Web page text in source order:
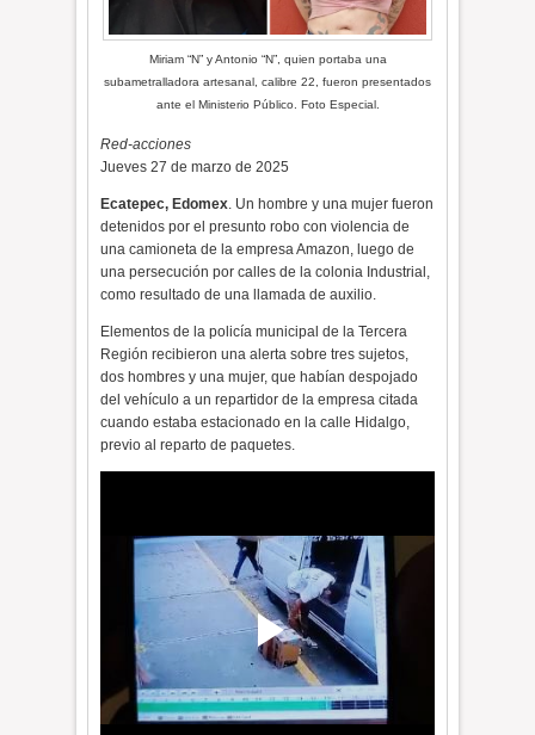
Miriam “N” y Antonio “N”, quien portaba una
subametralladora artesanal, calibre 22, fueron presentados
ante el Ministerio Público. Foto Especial.
Red-acciones
Jueves 27 de marzo de 2025
Ecatepec, Edomex. Un hombre y una mujer fueron
detenidos por el presunto robo con violencia de
una camioneta de la empresa Amazon, luego de
una persecución por calles de la colonia Industrial,
como resultado de una llamada de auxilio.
Elementos de la policía municipal de la Tercera
Región recibieron una alerta sobre tres sujetos,
dos hombres y una mujer, que habían despojado
del vehículo a un repartidor de la empresa citada
cuando estaba estacionado en la calle Hidalgo,
previo al reparto de paquetes.